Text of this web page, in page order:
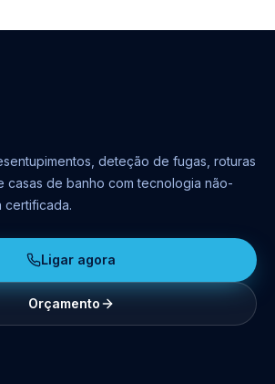
deteção de fugas, roturas
casas de banho com tecnologia não-
certificada.
Ligar agora
Orçamento